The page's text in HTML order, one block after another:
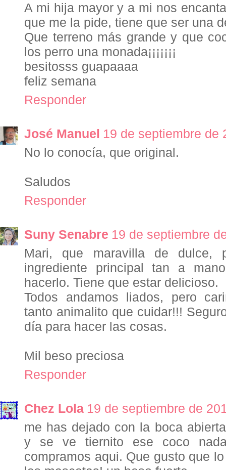
A mi hija mayor y a mi nos
que me la pide, tiene que ser una
Que terreno más grande y que
los perro una monada¡¡¡¡¡¡¡
besitosss guapaaaa
feliz semana
Responder
José Manuel 19 de septiembre de
No lo conocía, que original.
Saludos
Responder
Suny Senabre 19 de septiembre
Mari, que maravilla de dulce,
ingrediente principal tan a
hacerlo. Tiene que estar delicioso.
Todos andamos liados, pero
tanto animalito que cuidar!!!
día para hacer las cosas.
Mil beso preciosa
Responder
Chez Lola 19 de septiembre de
me has dejado con la boca
y se ve tiernito ese coco
compramos aqui. Que gusto que